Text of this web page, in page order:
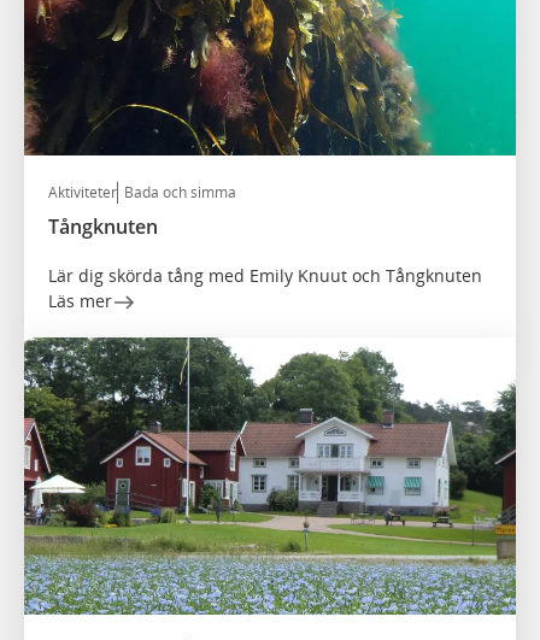
Aktiviteter Bada och simma
Tångknuten
Lär dig skörda tång med Emily Knuut och Tångknuten
Läs mer